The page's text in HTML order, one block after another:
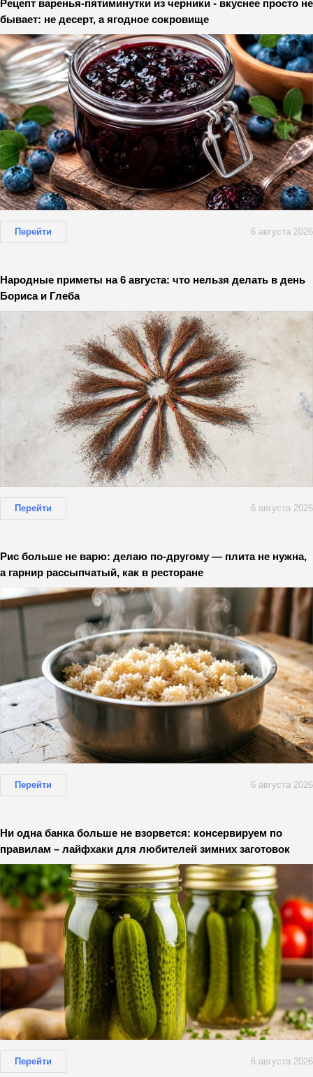
Рецепт варенья-пятиминутки из черники - вкуснее просто не
бывает: не десерт, а ягодное сокровище
Перейти 6 августа 2026
Народные приметы на 6 августа: что нельзя делать в день
Бориса и Глеба
Перейти 6 августа 2026
Рис больше не варю: делаю по-другому — плита не нужна,
а гарнир рассыпчатый, как в ресторане
Перейти 6 августа 2026
Ни одна банка больше не взорвется: консервируем по
правилам – лайфхаки для любителей зимних заготовок
Перейти 6 августа 2026